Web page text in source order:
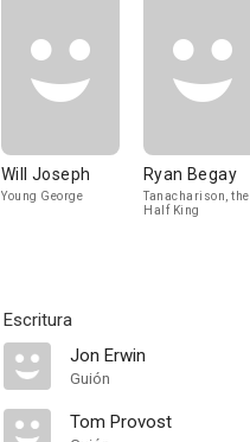
Will Joseph
Young George
Ryan Begay
Tanacharison, the
Half King
Escritura
Jon Erwin
Guión
Tom Provost